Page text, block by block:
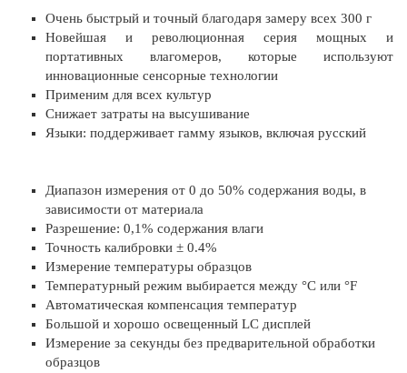
Очень быстрый и точный благодаря замеру всех 300 г
Новейшая и революционная серия мощных и
портативных влагомеров, которые используют
инновационные сенсорные технологии
Применим для всех культур
Снижает затраты на высушивание
Языки: поддерживает гамму языков, включая русский
Диапазон измерения от 0 до 50% содержания воды, в
зависимости от материала
Разрешение: 0,1% содержания влаги
Точность калибровки ± 0.4%
Измерение температуры образцов
Температурный режим выбирается между °C или °F
Автоматическая компенсация температур
Большой и хорошо освещенный LC дисплей
Измерение за секунды без предварительной обработки
образцов